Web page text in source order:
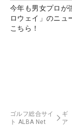
今年も男女プロが
ロウェイ」のニュ
こちら！
ゴルフ総合サイ
ト ALBA Net
ギ
ア